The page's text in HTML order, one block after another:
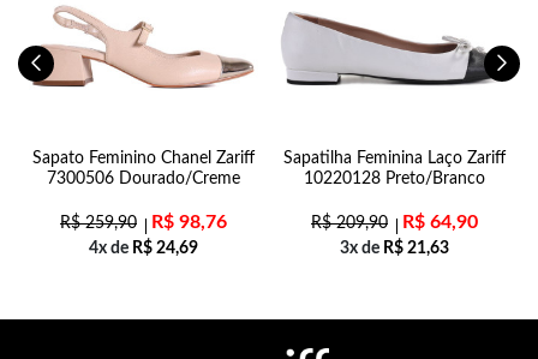
Sapato Feminino Chanel Zariff
7300506 Dourado/Creme
R$259,90 R$ 98,76
4x de R$ 24,69
Sapatilha Feminina Laço Zariff
10220128 Preto/Branco
R$209,90 R$ 64,90
3x de R$ 21,63